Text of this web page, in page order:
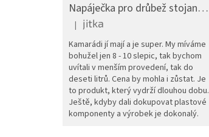
Napáječka pro drůbež stojanová barelová, pozink, 30 l
Hodnocení produktu je 5 z 5 hvězdiček.
| jitka
Kamarádi jí mají a je super. My míváme
bohužel jen 8 - 10 slepic, tak bychom
uvítali v menším provedení, tak do
deseti litrů. Cena by mohla i zůstat. Je
to produkt, který vydrží dlouhou dobu.
Ještě, kdyby dali dokupovat plastové
komponenty a výrobek je dokonalý.